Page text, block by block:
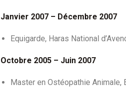
Janvier 2007 – Décembre 2007
Equigarde, Haras National
Octobre 2005 – Juin 2007
Master en Ostéopathie Animale,